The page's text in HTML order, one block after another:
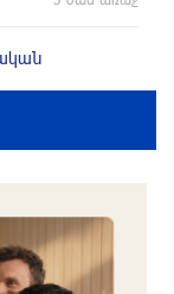
է
2 ժամ առաջ